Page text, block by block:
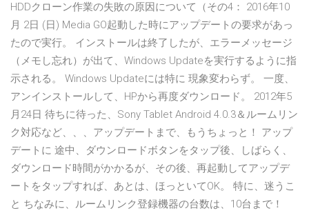
HDDクローン作業の失敗の原因について（その4： 2016年10
月 2日 (日) Media GO起動した時にアップデートの要求があっ
たので実行。 インストールは終了したが、エラーメッセージ
（メモし忘れ）が出て、Windows Updateを実行するように指
示される。 Windows Updateには特に 現象変わらず。 一度、
アンインストールして、HPから再度ダウンロード。 2012年5
月24日 待ちに待った、Sony Tablet Android 4.0.3＆ルームリン
ク対応など、、、アップデートまで、もうちょっと！ アップ
デートに 途中、ダウンロードボタンをタップ後、しばらく、
ダウンロード時間がかかるが、その後、再起動してアップデ
ートをタップすれば、あとは、ほっといてOK。 特に、迷うこ
と ちなみに、ルームリンク登録機器の台数は、10台まで！